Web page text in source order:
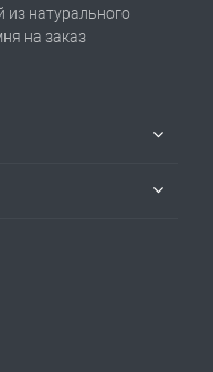
из натурального
на заказ